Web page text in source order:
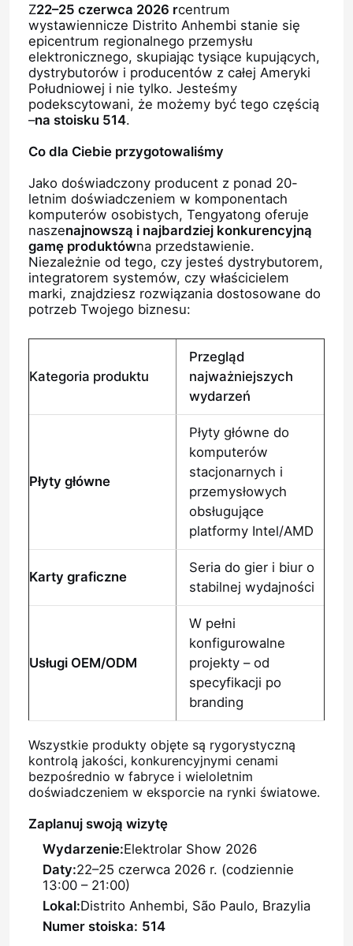
Z22–25 czerwca 2026 rcentrum
wystawiennicze Distrito Anhembi stanie się
epicentrum regionalnego przemysłu
elektronicznego, skupiając tysiące kupujących,
dystrybutorów i producentów z całej Ameryki
Południowej i nie tylko. Jesteśmy
podekscytowani, że możemy być tego częścią
–na stoisku 514.
Co dla Ciebie przygotowaliśmy
Jako doświadczony producent z ponad 20-
letnim doświadczeniem w komponentach
komputerów osobistych, Tengyatong oferuje
naszenajnowszą i najbardziej konkurencyjną
gamę produktówna przedstawienie.
Niezależnie od tego, czy jesteś dystrybutorem,
integratorem systemów, czy właścicielem
marki, znajdziesz rozwiązania dostosowane do
potrzeb Twojego biznesu:
Kategoria produktu
Przegląd
najważniejszych
wydarzeń
Płyty główne
Płyty główne do
komputerów
stacjonarnych i
przemysłowych
obsługujące
platformy Intel/AMD
Karty graficzne
Seria do gier i biur o
stabilnej wydajności
Usługi OEM/ODM
W pełni
konfigurowalne
projekty – od
specyfikacji po
branding
Wszystkie produkty objęte są rygorystyczną
kontrolą jakości, konkurencyjnymi cenami
bezpośrednio w fabryce i wieloletnim
doświadczeniem w eksporcie na rynki światowe.
Zaplanuj swoją wizytę
Wydarzenie:Elektrolar Show 2026
Daty:22–25 czerwca 2026 r. (codziennie
13:00 – 21:00)
Lokal:Distrito Anhembi, São Paulo, Brazylia
Numer stoiska: 514